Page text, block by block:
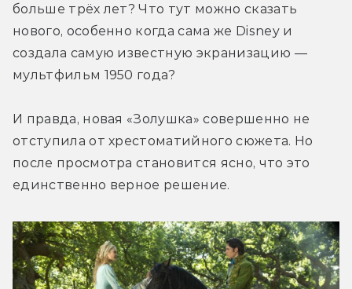
больше трёх лет? Что тут можно сказать
нового, особенно когда сама же Disney и
создала самую известную экранизацию —
мультфильм 1950 года?
И правда, новая «Золушка» совершенно не
отступила от хрестоматийного сюжета. Но
после просмотра становится ясно, что это
единственно верное решение.